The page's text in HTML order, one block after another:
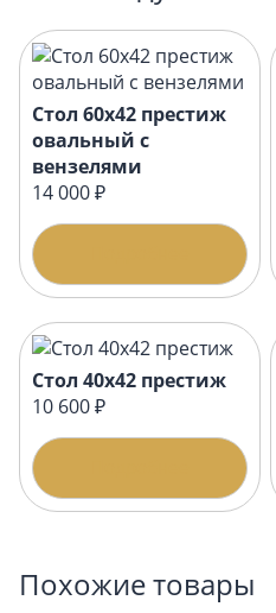
Стол 60х42 престиж
овальный с
вензелями
14 000 ₽
Стол 40х42 престиж
10 600 ₽
Похожие товары